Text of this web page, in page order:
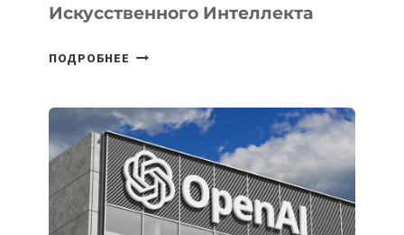
Искусственного Интеллекта
ПОДРОБНЕЕ
ПРИОРИТЕТНЫЕ
ЗАДАЧИ
ПО
РАЗВИТИЮ
ЭКОСИСТЕМЫ